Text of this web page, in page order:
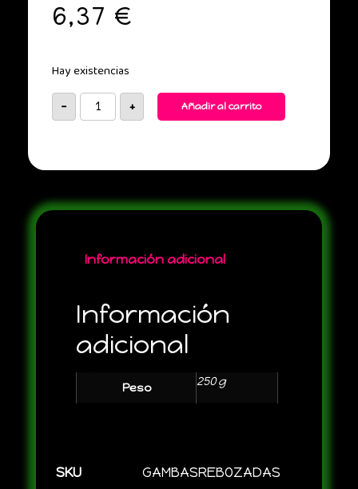
6,37 €
Hay existencias
- + Añadir al carrito
Información adicional
Información
adicional
Peso 250 g
SKU
GAMBASREBOZADAS